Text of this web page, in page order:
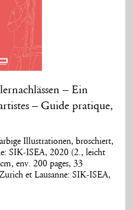
– Ein
– Guide pratique,
Illustrationen, broschiert,
SIK-ISEA, 2020 (2., leicht
env. 200 pages, 33
et Lausanne: SIK-ISEA,